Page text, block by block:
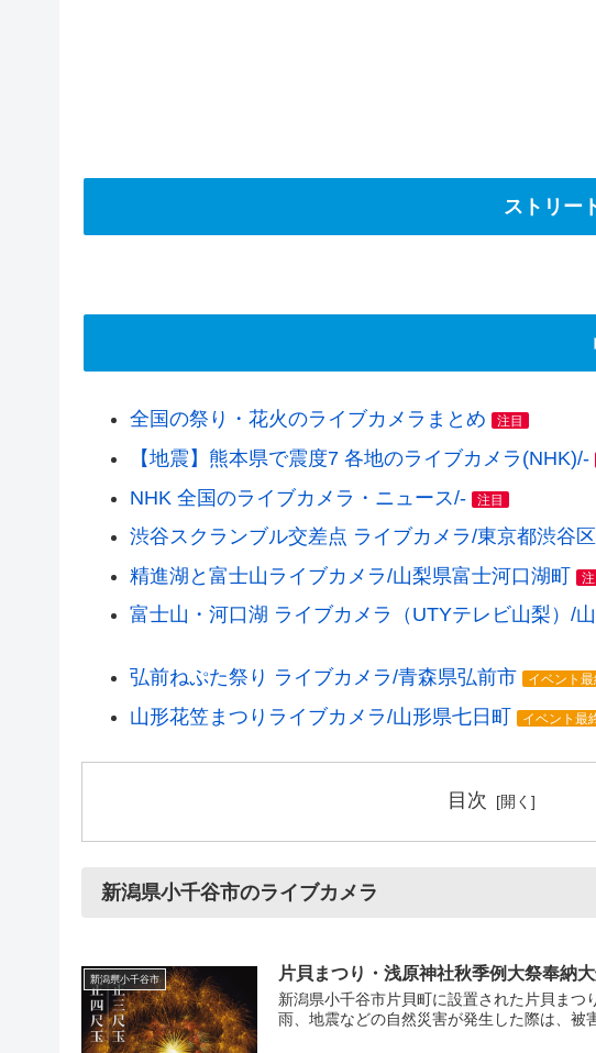
ストリー
全国の祭り・花火のライブカメラまとめ 注目
【地震】熊本県で震度7 各地のライブカメラ(NHK)/-
NHK 全国のライブカメラ・ニュース/- 注目
渋谷スクランブル交差点 ライブカメラ/東京都渋谷区
精進湖と富士山ライブカメラ/山梨県富士河口湖町
富士山・河口湖 ライブカメラ（UTYテレビ山梨）/山
弘前ねぷた祭り ライブカメラ/青森県弘前市 イベント最
山形花笠まつりライブカメラ/山形県七日町 イベント最
目次
新潟県小千谷市のライブカメラ
新潟県小千谷市 片貝まつり・浅原神社秋季例大祭奉納
新潟県小千谷市片貝町に設置された片貝ま
雨、地震などの自然災害が発生した際は、被